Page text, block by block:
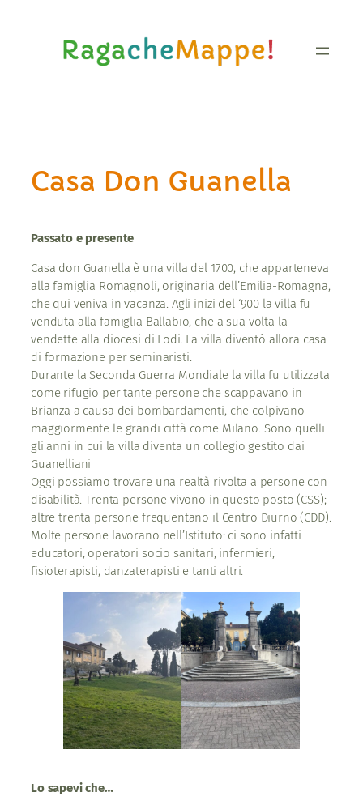
Casa Don Guanella
Passato e presente
Casa don Guanella è una villa del 1700, che apparteneva
alla famiglia Romagnoli, originaria dell’Emilia-Romagna,
che qui veniva in vacanza. Agli inizi del ‘900 la villa fu
venduta alla famiglia Ballabio, che a sua volta la
vendette alla diocesi di Lodi. La villa diventò allora casa
di formazione per seminaristi.
Durante la Seconda Guerra Mondiale la villa fu utilizzata
come rifugio per tante persone che scappavano in
Brianza a causa dei bombardamenti, che colpivano
maggiormente le grandi città come Milano. Sono quelli
gli anni in cui la villa diventa un collegio gestito dai
Guanelliani
Oggi possiamo trovare una realtà rivolta a persone con
disabilità. Trenta persone vivono in questo posto (CSS);
altre trenta persone frequentano il Centro Diurno (CDD).
Molte persone lavorano nell’Istituto: ci sono infatti
educatori, operatori socio sanitari, infermieri,
fisioterapisti, danzaterapisti e tanti altri.
Lo sapevi che…